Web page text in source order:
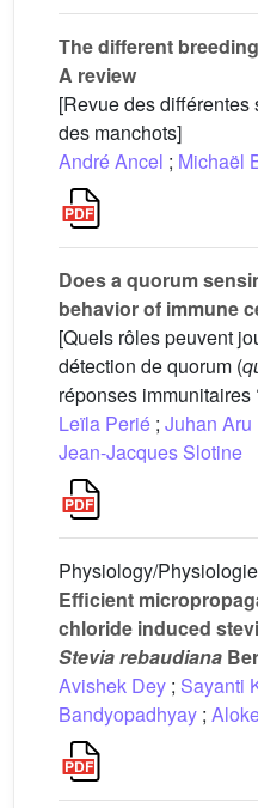
The different
A review
[Revue des
des manchots]
André Ancel ; Michaël
Does a quorum
behavior of immune
[Quels rôles peuvent
détection de quorum (
réponses immunitaires
Leïla Perié ; Juhan Aru
Jean-Jacques Slotine
Physiology/Physiologie
Efficient
chloride induced
Stevia rebaudiana
Avishek Dey ; Sayanti
Bandyopadhyay ;